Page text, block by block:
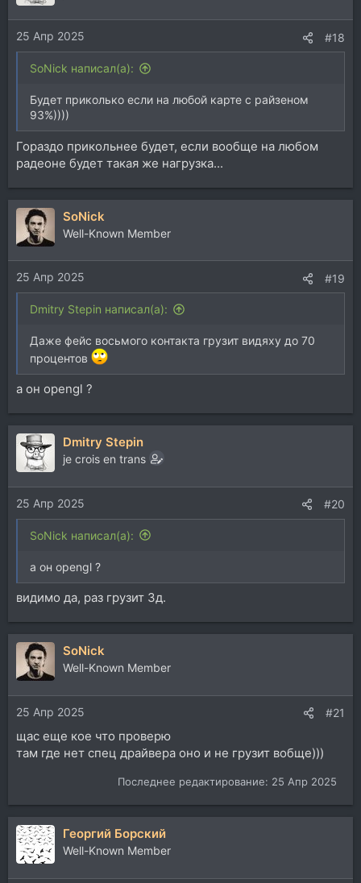
25 Апр 2025 #18
SoNick написал(а):
Будет приколько если на любой карте с райзеном
93%))))
Гораздо прикольнее будет, если вообще на любом
радеоне будет такая же нагрузка...
SoNick
Well-Known Member
25 Апр 2025 #19
Dmitry Stepin написал(а):
Даже фейс восьмого контакта грузит видяху до 70
процентов
а он opengl ?
Dmitry Stepin
je crois en trans
25 Апр 2025 #20
SoNick написал(а):
а он opengl ?
видимо да, раз грузит 3д.
SoNick
Well-Known Member
25 Апр 2025 #21
щас еще кое что проверю
там где нет спец драйвера оно и не грузит вобще)))
Последнее редактирование: 25 Апр 2025
Георгий Борский
Well-Known Member